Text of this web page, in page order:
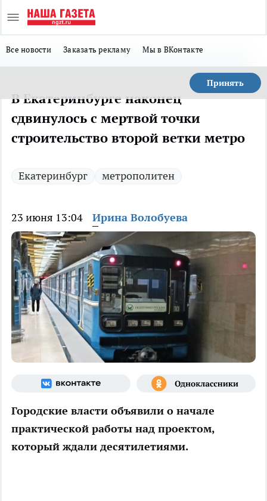
Все новости Заказать рекламу Мы в ВКонтакте
Принять
В Екатеринбурге наконец
сдвинулось с мертвой точки
строительство второй ветки метро
Екатеринбург метрополитен
23 июня 13:04 Ирина Волобуева
Городские власти объявили о начале
практической работы над проектом,
который ждали десятилетиями.